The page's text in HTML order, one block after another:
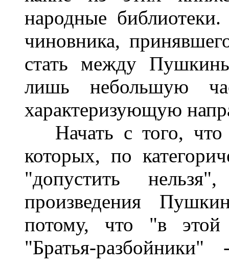
народные
чиновника,
стать между
лишь небольшую
характеризующую
Начать с того, что
которых, по
"допустить
произведения
потому, что "в этой
"Братья-